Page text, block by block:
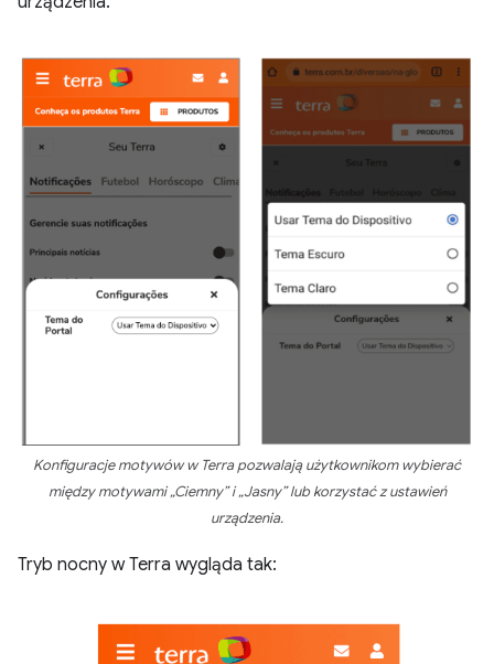
Konfiguracje motywów w Terra pozwalają użytkownikom wybierać
między motywami „Ciemny” i „Jasny” lub korzystać z ustawień
urządzenia.
Tryb nocny w Terra wygląda tak: